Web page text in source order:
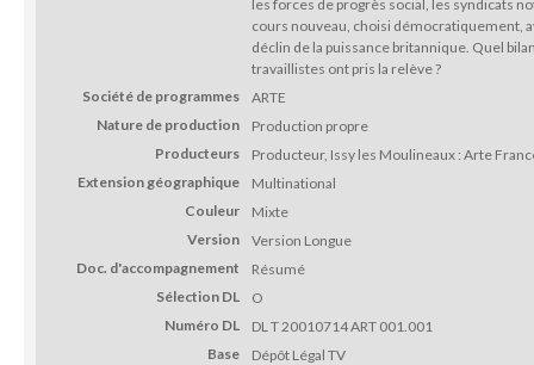
les forces de progrès social, les syndicats
cours nouveau, choisi démocratiquement,
déclin de la puissance britannique. Quel
travaillistes ont pris la relève ?
Société de programmes
ARTE
Nature de production
Production propre
Producteurs
Producteur, Issy les Moulineaux : Arte
Extension géographique
Multinational
Couleur
Mixte
Version
Version Longue
Doc. d'accompagnement
Résumé
Sélection DL
O
Numéro DL
DL T 20010714 ART 001.001
Base
Dépôt Légal TV